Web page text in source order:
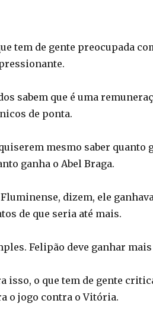
tem de gente preocupada
sabem que é uma
de ponta.
mesmo saber quanto
ganha o Abel Braga.
dizem, ele
de que seria até mais.
Felipão deve ganhar
isso, o que tem de gente
o jogo contra o Vitória.